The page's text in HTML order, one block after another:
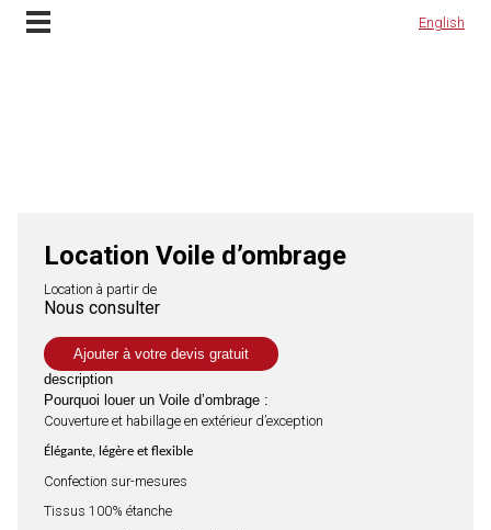
English
English
Location Voile d'ombrage et installation à Lyon, Rhône Alpes et en France
Location Voile d’ombrage
Location à partir de
Nous consulter
Ajouter à votre devis gratuit
description
Pourquoi louer un Voile d’ombrage :
Couverture et habillage en extérieur d’exception
Élégante, légère et flexible
Confection sur-mesures
Tissus 100% étanche